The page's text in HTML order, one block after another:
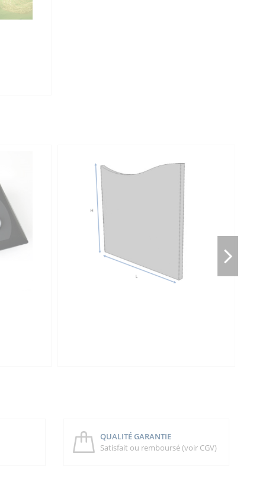
QUALITÉ GARANTIE
Satisfait ou remboursé (voir CGV)